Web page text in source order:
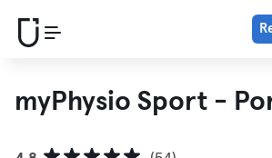
myPhysio Sport -